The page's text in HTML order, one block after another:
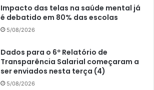
Impacto das telas na saúde mental já
é debatido em 80% das escolas
5/08/2026
Dados para o 6º Relatório de
Transparência Salarial começaram a
ser enviados nesta terça (4)
5/08/2026